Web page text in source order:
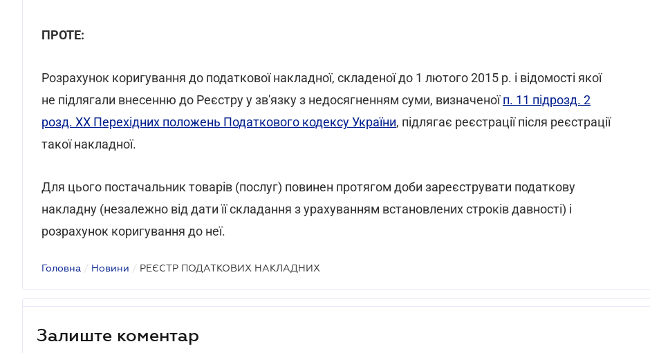
ПРОТЕ:
Розрахунок коригування до податкової накладної, складеної до 1 лютого 2015 р. і відомості якої
не підлягали внесенню до Реєстру у зв'язку з недосягненням суми, визначеноїп. 11 підрозд. 2
розд. XX Перехідних положень Податкового кодексу України, підлягає реєстрації після реєстрації
такої накладної.
Для цього постачальник товарів (послуг) повинен протягом доби зареєструвати податкову
накладну (незалежно від дати її складання з урахуванням встановлених строків давності) і
розрахунок коригування до неї.
Головна / Новини / РЕЄСТР ПОДАТКОВИХ НАКЛАДНИХ
Залиште коментар